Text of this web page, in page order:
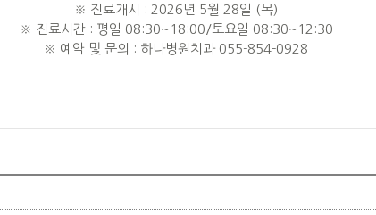
※ 진료개시 : 2026년 5월 28일 (목)
※ 진료시간 : 평일 08:30~18:00/토요일 08:30~12:30
※ 예약 및 문의 : 하나병원치과 055-854-0928